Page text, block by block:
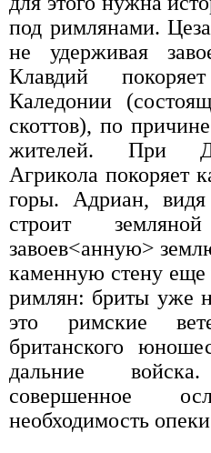
под римлянами.
не удерживая
Клавдий
Каледонии
скоттов), по
жителей. При
Агрикола покоряет
горы. Адриан, видя
строит
завоев<анную>
каменную стену
римлян: бриты уже
это римские
британского
дальние
совершенное
необходимость